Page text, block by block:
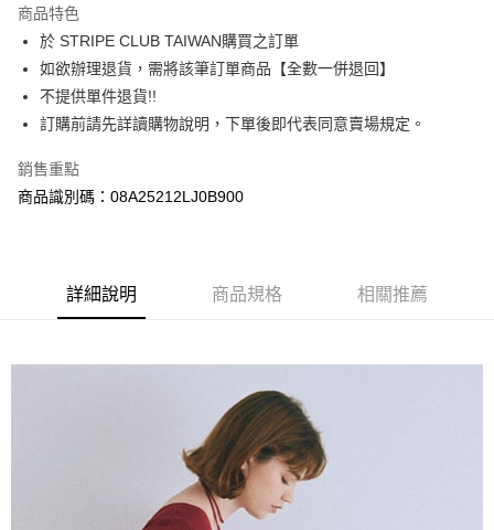
臺灣中小企業銀行
匯豐（台灣）商業銀行
華泰商業銀行
聯邦商業銀行
遠東國際商業銀行
元大商業銀行
玉山商業銀行
星展（台灣）商業銀行
台灣樂天信用卡公司
Apple Pay
街口支付
悠遊付
大哥付你分期
相關說明
流程，驗證手機門號後，選擇欲分期的期數、繳款截止日，確認付款後即完
成交易。
1.分期款項不併入電信帳單，「大哥付你分期」於每月結算日後寄送繳費提
2.透過簡訊連結打開帳單後，可選擇「超商條碼／台灣大直營門市／銀行轉
帳／街口支付／iPASS MONEY」等通路繳費。
【關於「AFTEE先享後付」】
AFTEE先享後付是「在收到商品之後才付款」的支付方式。 讓您購物簡單
１．簡單：不需註冊會員、不需綁卡、不需儲值。
３．安心：先確認商品／服務後，再付款。
【「AFTEE先享後付」結帳流程】
１．於結帳方式選擇「AFTEE先享後付」後，將跳轉至「AFTEE先享後付」
結帳頁面，進行簡訊認證並確認金額後，即可完成結帳。
２．訂單成立數日內，您將收到繳費通知簡訊。
３．收到繳費通知簡訊後14天內，點擊此簡訊中的連結，可透過四大超商／
ATM付款
每筆NT$60，滿NT$388(含以上)免運費
每筆NT$60，滿NT$388(含以上)免運費
商品特色
於 STRIPE CLUB TAIWAN購買之訂單
如欲辦理退貨，需將該筆訂單商品【全數一併退回】
不提供單件退貨!!
訂購前請先詳讀購物說明，下單後即代表同意賣場規定。
銷售重點
商品識別碼：08A25212LJ0B900
詳細說明 商品規格 相關推薦